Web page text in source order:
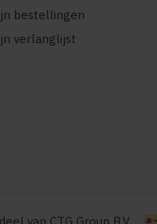
bestellingen
verlanglijst
van CTG Group B.V.